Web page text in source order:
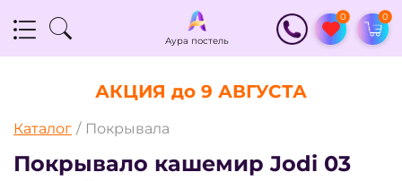
0
0
Аура постель
АКЦИЯ до 9 АВГУСТА
Каталог Покрывала
Покрывало кашемир Jodi 03